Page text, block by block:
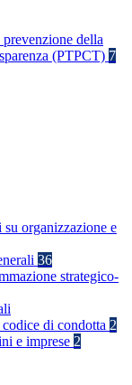
della
(PTPCT) 7
organizzazione e
36
strategico-
di condotta 2
e imprese 2